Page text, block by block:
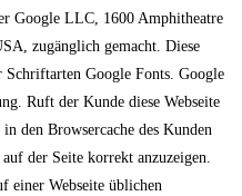
Google LLC, 1600 Amphitheatre
zugänglich gemacht. Diese
Google Fonts. Google
Ruft der Kunde diese Webseite
den Browsercache des Kunden
der Seite korrekt anzuzeigen.
einer Webseite üblichen